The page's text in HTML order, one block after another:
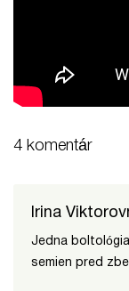
4 komentár
Irina
Jedna
semien pred